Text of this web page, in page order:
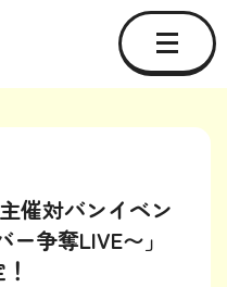
催対バンイベン
争奪LIVE〜」